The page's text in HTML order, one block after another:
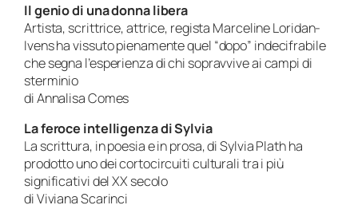
Il genio di una donna libera
Artista, scrittrice, attrice, regista Marceline Loridan-
Ivens ha vissuto pienamente quel “dopo” indecifrabile
che segna l’esperienza di chi sopravvive ai campi di
sterminio
di Annalisa Comes
La feroce intelligenza di Sylvia
La scrittura, in poesia e in prosa, di Sylvia Plath ha
prodotto uno dei cortocircuiti culturali tra i più
significativi del XX secolo
di Viviana Scarinci